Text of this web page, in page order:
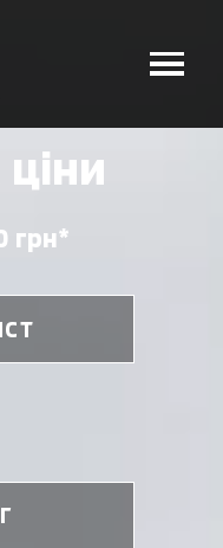
ціни
грн*